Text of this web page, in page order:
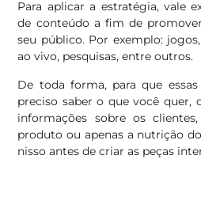
Para aplicar a estratégia, vale
de conteúdo a fim de
seu público. Por exemplo:
ao vivo, pesquisas, entre outros.
De toda forma, para que
preciso saber o que você quer,
informações sobre os
produto ou apenas a nutrição
nisso antes de criar as peças